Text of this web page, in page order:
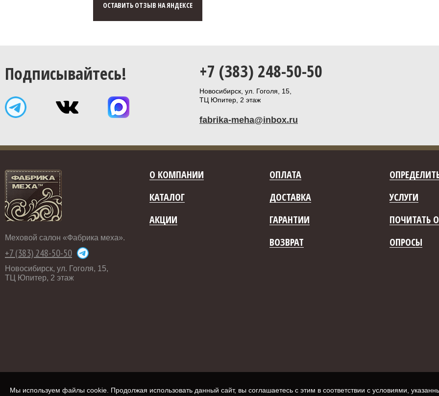
ОСТАВИТЬ ОТЗЫВ НА ЯНДЕКСЕ
Подписывайтесь! +7 (383) 248-50-50
Новосибирск, ул. Гоголя, 15,
ТЦ Юпитер, 2 этаж
fabrika-meha@inbox.ru
Меховой салон «Фабрика меха».
+7 (383) 248-50-50
Новосибирск, ул. Гоголя, 15,
ТЦ Юпитер, 2 этаж
О КОМПАНИИ ОПЛАТА
КАТАЛОГ
ДОСТАВКА
УСЛУГИ
АКЦИИ
ГАРАНТИИ
ПОЧИТАТЬ
ВОЗВРАТ
ОПРОСЫ
Мы используем файлы cookie. Продолжая использовать данный сайт, вы соглашаетесь с этим в соответствии с условиями,